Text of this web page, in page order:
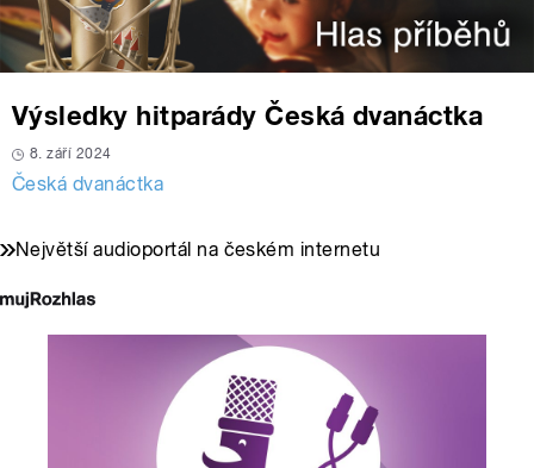
Výsledky hitparády Česká dvanáctka
8. září 2024
Česká dvanáctka
Největší audioportál na českém internetu